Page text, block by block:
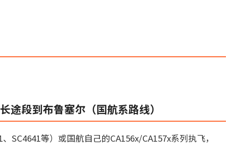
途段到布鲁塞尔（国航系路线）
SC4641等）或国航自己的CA156x/CA157x系列执飞，